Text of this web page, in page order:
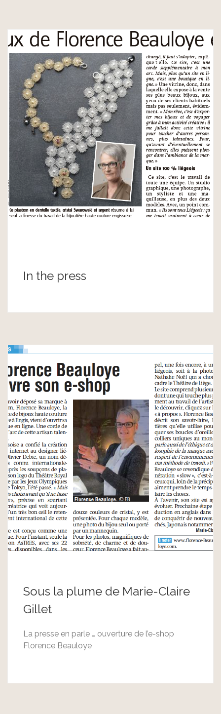
In the press
Sous la plume de Marie-Claire
Gillet
La presse en parle … ouverture de l’e-shop
Florence Beauloye